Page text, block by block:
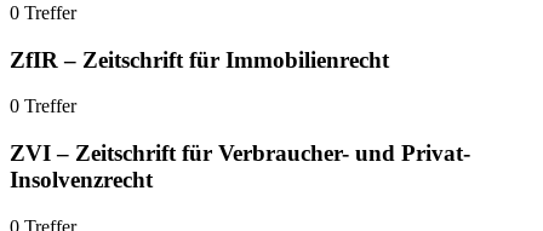
0 Treffer
ZfIR – Zeitschrift für Immobilienrecht
0 Treffer
ZVI – Zeitschrift für Verbraucher- und Privat-
Insolvenzrecht
0 Treffer